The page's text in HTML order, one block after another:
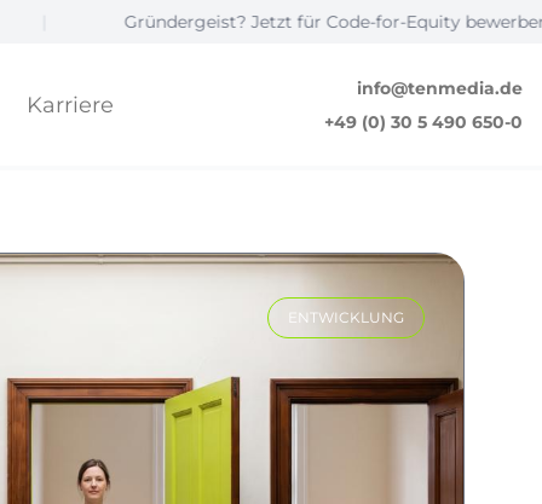
Gründergeist? Jetzt für Code-for-Equity bewerben! ☝️ |
Karriere
info@tenmedia.de
+49 (0) 30 5 490 650-0
ENTWICKLUNG